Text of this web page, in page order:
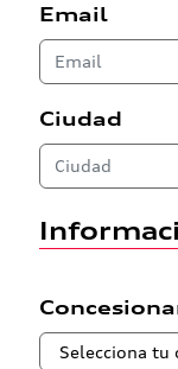
Email
Ciudad